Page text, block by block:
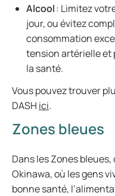
Alcool: Limitez
jour, ou évitez
consommation
tension artérielle et
la santé.
Vous pouvez trouver
DASH ici.
Zones bleues
Dans les Zones
Okinawa, où les gens
bonne santé,